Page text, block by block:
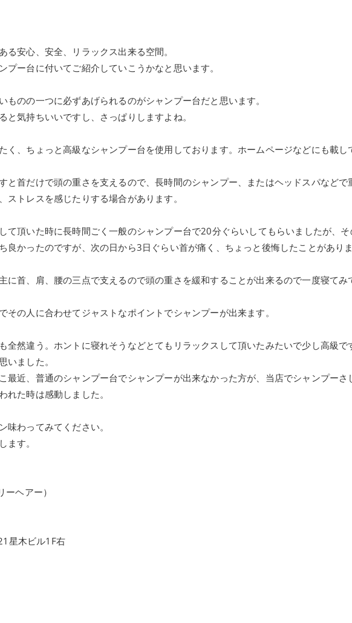
る安心、安全、リラックス出来る空間。
プー台に付いてご紹介していこうかなと思います。
ものの一つに必ずあげられるのがシャンプー台だと思います。
と気持ちいいですし、さっぱりしますよね。
く、ちょっと高級なシャンプー台を使用しております。ホームページなどにも載し
と首だけで頭の重さを支えるので、長時間のシャンプー、またはヘッドスパなどで
ストレスを感じたりする場合があります。
て頂いた時に長時間ごく一般のシャンプー台で20分ぐらいしてもらいましたが、
良かったのですが、次の日から3日ぐらい首が痛く、ちょっと後悔したことがありま
に首、肩、腰の三点で支えるので頭の重さを緩和することが出来るので一度寝てみ
その人に合わせてジャストなポイントでシャンプーが出来ます。
全然違う。ホントに寝れそうなどとてもリラックスして頂いたみたいで少し高級で
いました。
最近、普通のシャンプー台でシャンプーが出来なかった方が、当店でシャンプーさ
れた時は感動しました。
味わってみてください。
ます。
ヘアー）
星木ビル1F右